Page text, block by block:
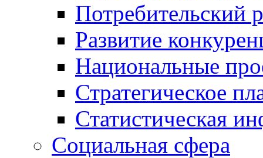
Потребительский
Развитие
Национальные
Стратегическое
Статистическая
Социальная сфера